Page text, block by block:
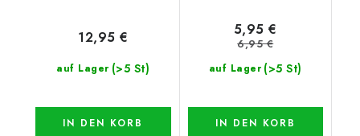
auf Lager (>5 St)
12,95 €
IN DEN KORB
auf Lager (>5 St)
5,95 €
6,95 €
IN DEN KORB